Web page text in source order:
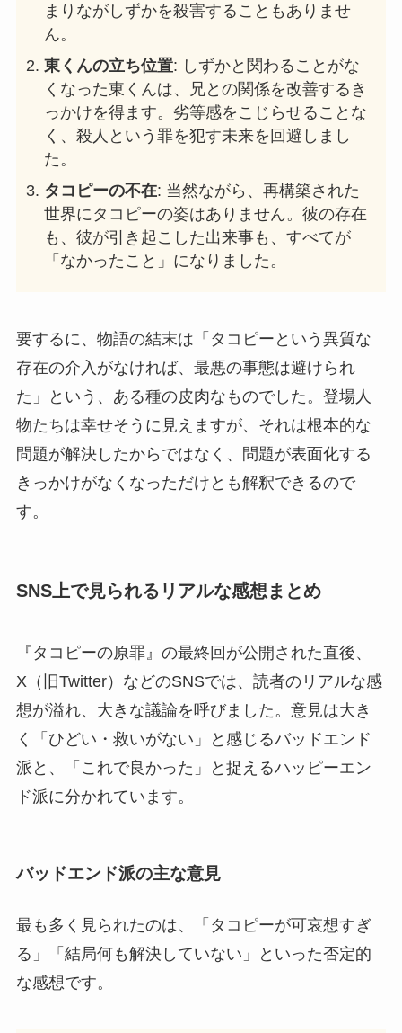
まりながしずかを殺害することもありませ
ん。
東くんの立ち位置: しずかと関わることがな
くなった東くんは、兄との関係を改善するき
っかけを得ます。劣等感をこじらせることな
く、殺人という罪を犯す未来を回避しまし
た。
タコピーの不在: 当然ながら、再構築された
世界にタコピーの姿はありません。彼の存在
も、彼が引き起こした出来事も、すべてが
「なかったこと」になりました。
要するに、物語の結末は「タコピーという異質な
存在の介入がなければ、最悪の事態は避けられ
た」という、ある種の皮肉なものでした。登場人
物たちは幸せそうに見えますが、それは根本的な
問題が解決したからではなく、問題が表面化する
きっかけがなくなっただけとも解釈できるので
す。
SNS上で見られるリアルな感想まとめ
『タコピーの原罪』の最終回が公開された直後、
X（旧Twitter）などのSNSでは、読者のリアルな感
想が溢れ、大きな議論を呼びました。意見は大き
く「ひどい・救いがない」と感じるバッドエンド
派と、「これで良かった」と捉えるハッピーエン
ド派に分かれています。
バッドエンド派の主な意見
最も多く見られたのは、「タコピーが可哀想すぎ
る」「結局何も解決していない」といった否定的
な感想です。